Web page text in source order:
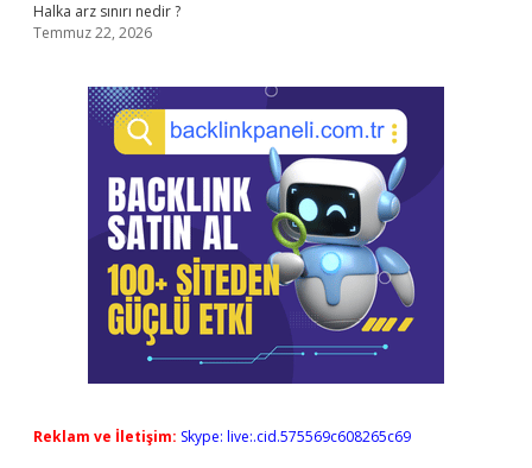
Halka arz sınırı nedir ?
Temmuz 22, 2026
Reklam ve İletişim: Skype: live:.cid.575569c608265c69